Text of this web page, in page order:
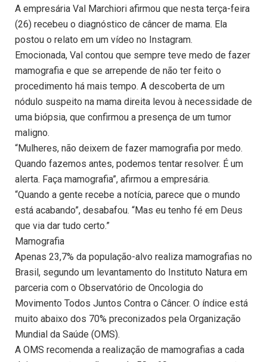
A empresária Val Marchiori afirmou que nesta terça-feira
(26) recebeu o diagnóstico de câncer de mama. Ela
postou o relato em um vídeo no Instagram.
Emocionada, Val contou que sempre teve medo de fazer
mamografia e que se arrepende de não ter feito o
procedimento há mais tempo. A descoberta de um
nódulo suspeito na mama direita levou à necessidade de
uma biópsia, que confirmou a presença de um tumor
maligno.
“Mulheres, não deixem de fazer mamografia por medo.
Quando fazemos antes, podemos tentar resolver. É um
alerta. Faça mamografia”, afirmou a empresária.
“Quando a gente recebe a notícia, parece que o mundo
está acabando”, desabafou. “Mas eu tenho fé em Deus
que via dar tudo certo.”
Mamografia
Apenas 23,7% da população-alvo realiza mamografias no
Brasil, segundo um levantamento do Instituto Natura em
parceria com o Observatório de Oncologia do
Movimento Todos Juntos Contra o Câncer. O índice está
muito abaixo dos 70% preconizados pela Organização
Mundial da Saúde (OMS).
A OMS recomenda a realização de mamografias a cada